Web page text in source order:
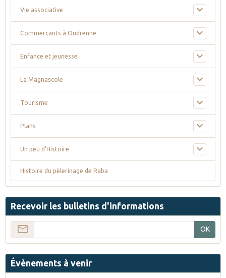
Vie associative
Commerçants à Oudrenne
Enfance et jeunesse
La Magnascole
Tourisme
Plans
Un peu d'Histoire
Histoire du pèlerinage de Raba
Recevoir les bulletins d'informations
OK
Évènements à venir